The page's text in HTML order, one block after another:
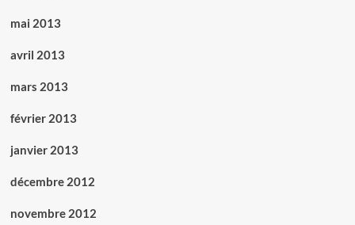
mai 2013
avril 2013
mars 2013
février 2013
janvier 2013
décembre 2012
novembre 2012